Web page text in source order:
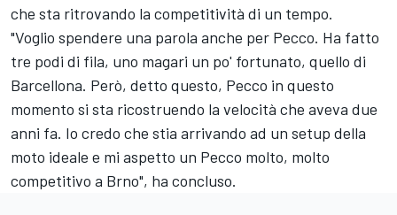
che sta ritrovando la competitività di un tempo.
"Voglio spendere una parola anche per Pecco. Ha fatto
tre podi di fila, uno magari un po' fortunato, quello di
Barcellona. Però, detto questo, Pecco in questo
momento si sta ricostruendo la velocità che aveva due
anni fa. Io credo che stia arrivando ad un setup della
moto ideale e mi aspetto un Pecco molto, molto
competitivo a Brno", ha concluso.